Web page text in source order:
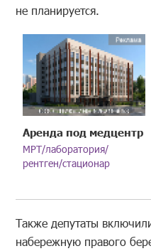
не планируется.
Аренда под медцентр
МРТ/лаборатория/
рентген/стационар
Также депутаты
набережную правого